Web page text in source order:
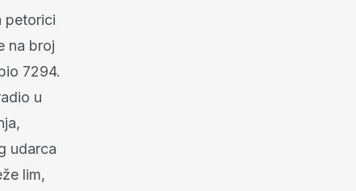
petorici
na broj
7294.
u
udarca
lim,